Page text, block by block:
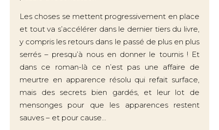
Les choses se mettent progressivement en place
et tout va s’accélérer dans le dernier tiers du livre,
y compris les retours dans le passé de plus en plus
serrés – presqu’à nous en donner le tournis ! Et
dans ce roman-là ce n’est pas une affaire de
meurtre en apparence résolu qui refait surface,
mais des secrets bien gardés, et leur lot de
mensonges pour que les apparences restent
sauves – et pour cause…